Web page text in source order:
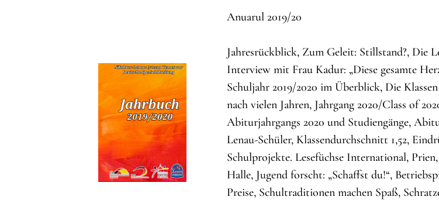
Anuarul 2019/20
Jahresrückblick, Zum Geleit: Stillstand?, Die
Interview mit Frau Kadur: „Diese gesamte
Schuljahr 2019/2020 im Überblick, Die
nach vielen Jahren, Jahrgang 2020/Class of
Abiturjahrgangs 2020 und Studiengänge,
Lenau-Schüler, Klassendurchschnitt 1,52,
Schulprojekte. Lesefüchse International,
Halle, Jugend forscht: „Schaffst du!“,
Preise, Schultraditionen machen Spaß,